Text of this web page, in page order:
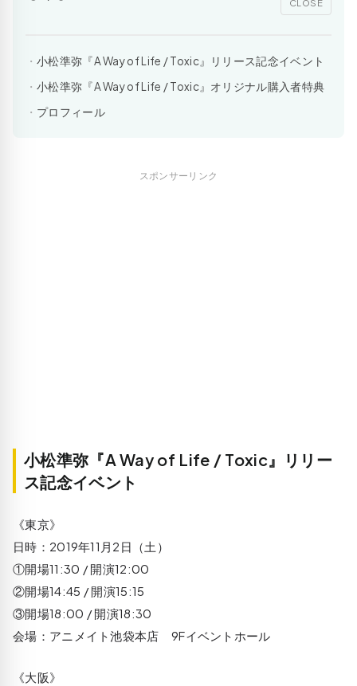
小松準弥『A Way of Life / Toxic』リリース記念イベント
小松準弥『A Way of Life / Toxic』オリジナル購入者特典
プロフィール
スポンサーリンク
小松準弥『A Way of Life / Toxic』リリー
ス記念イベント
《東京》
日時：2019年11月2日（土）
①開場11:30 / 開演12:00
②開場14:45 / 開演15:15
③開場18:00 / 開演18:30
会場：アニメイト池袋本店 9Fイベントホール
《大阪》